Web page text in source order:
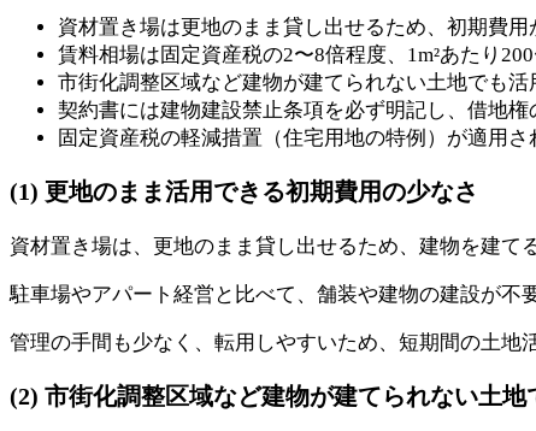
資材置き場は更地のまま貸し出せるため、初期費
賃料相場は固定資産税の2〜8倍程度、1m²あたり
市街化調整区域など建物が建てられない土地でも
契約書には建物建設禁止条項を必ず明記し、借地
固定資産税の軽減措置（住宅用地の特例）が適用
(1) 更地のまま活用できる初期費用の少なさ
資材置き場は、更地のまま貸し出せるため、建物を建て
駐車場やアパート経営と比べて、舗装や建物の建設が不
管理の手間も少なく、転用しやすいため、短期間の土地
(2) 市街化調整区域など建物が建てられない土地